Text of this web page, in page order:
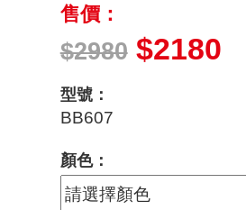
售價：
$2980$2180
型號：
BB607
顏色：